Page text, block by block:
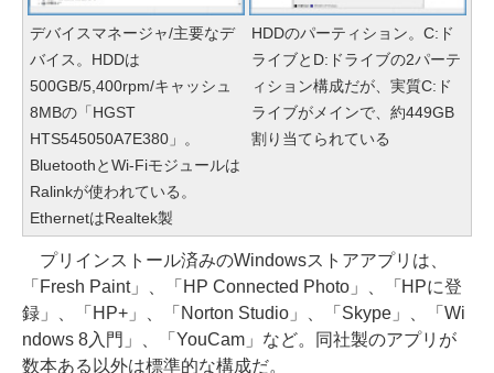
デバイスマネージャ/主要なデ
バイス。HDDは
500GB/5,400rpm/キャッシュ
8MBの「HGST
HTS545050A7E380」。
BluetoothとWi-Fiモジュールは
Ralinkが使われている。
EthernetはRealtek製
HDDのパーティション。C:ド
ライブとD:ドライブの2パーテ
ィション構成だが、実質C:ド
ライブがメインで、約449GB
割り当てられている
プリインストール済みのWindowsストアアプリは、
「Fresh Paint」、「HP Connected Photo」、「HPに登
録」、「HP+」、「Norton Studio」、「Skype」、「Wi
ndows 8入門」、「YouCam」など。同社製のアプリが
数本ある以外は標準的な構成だ。